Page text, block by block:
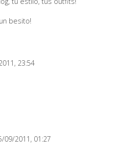
besito!
23:54
09/2011, 01:27